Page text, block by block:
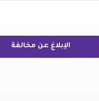
الإبلاغ عن مخالفة